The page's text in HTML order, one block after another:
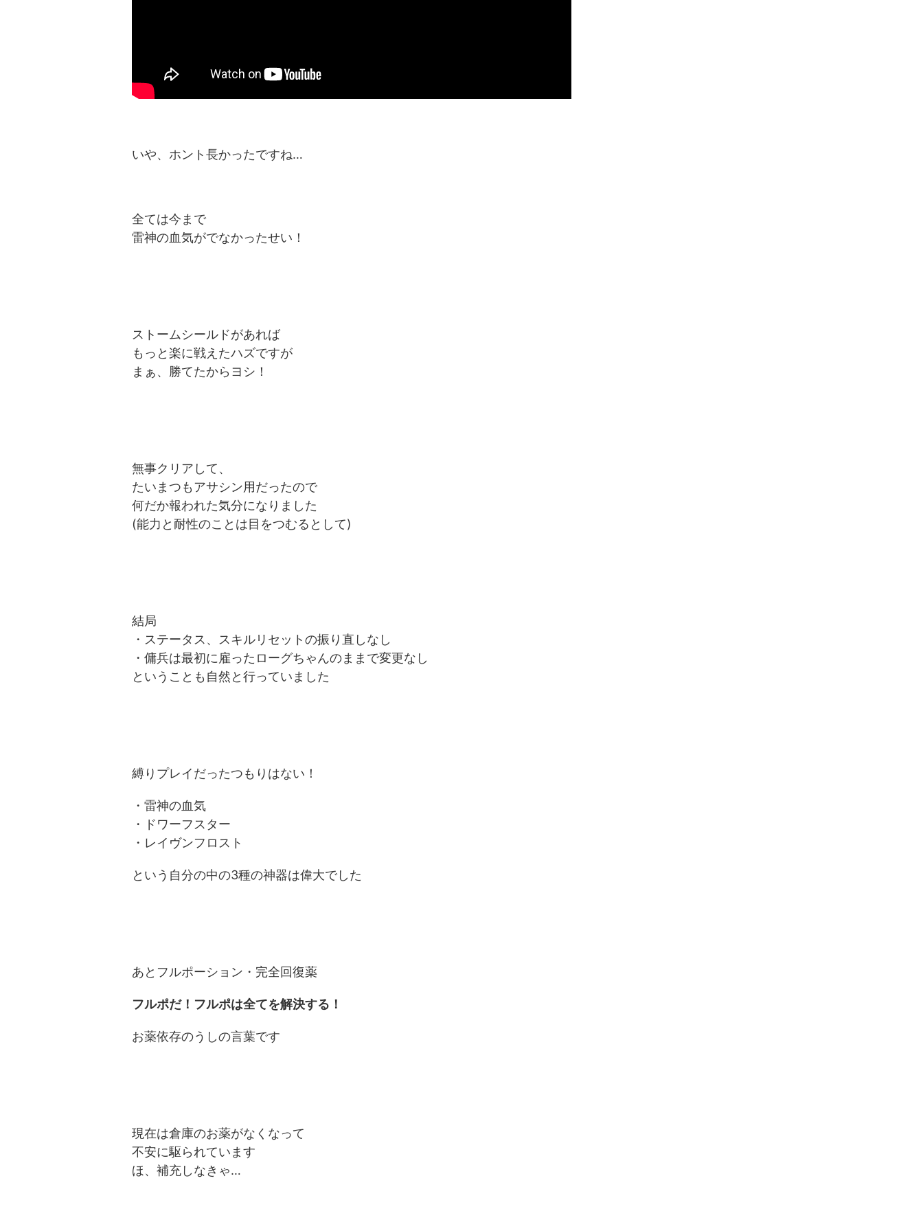
いや、ホント長かったですね…
全ては今まで
雷神の血気がでなかったせい！
ストームシールドがあれば
もっと楽に戦えたハズですが
まぁ、勝てたからヨシ！
無事クリアして、
たいまつもアサシン用だったので
何だか報われた気分になりました
(能力と耐性のことは目をつむるとして)
結局
・ステータス、スキルリセットの振り直しなし
・傭兵は最初に雇ったローグちゃんのままで変更なし
ということも自然と行っていました
縛りプレイだったつもりはない！
・雷神の血気
・ドワーフスター
・レイヴンフロスト
という自分の中の3種の神器は偉大でした
あとフルポーション・完全回復薬
フルポだ！フルポは全てを解決する！
お薬依存のうしの言葉です
現在は倉庫のお薬がなくなって
不安に駆られています
ほ、補充しなきゃ…